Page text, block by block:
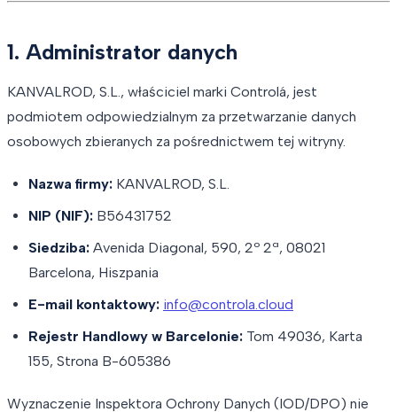
1. Administrator danych
KANVALROD, S.L., właściciel marki Controlá, jest
podmiotem odpowiedzialnym za przetwarzanie danych
osobowych zbieranych za pośrednictwem tej witryny.
Nazwa firmy: KANVALROD, S.L.
NIP (NIF): B56431752
Siedziba: Avenida Diagonal, 590, 2º 2ª, 08021
Barcelona, Hiszpania
E-mail kontaktowy: info@controla.cloud
Rejestr Handlowy w Barcelonie: Tom 49036, Karta
155, Strona B-605386
Wyznaczenie Inspektora Ochrony Danych (IOD/DPO) nie